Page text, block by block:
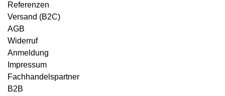
Referenzen
Versand (B2C)
AGB
Widerruf
Anmeldung
Impressum
Fachhandelspartner
B2B